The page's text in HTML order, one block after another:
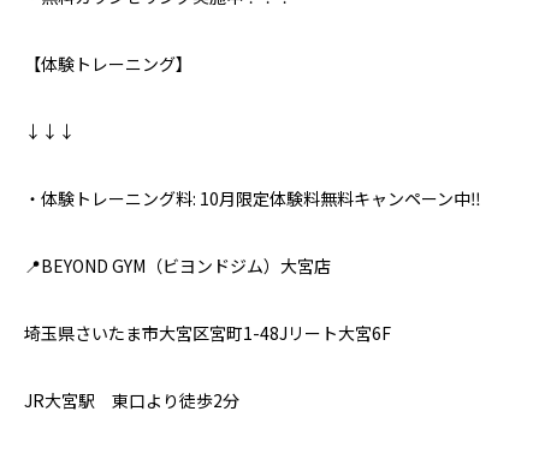
【体験トレーニング】
↓↓↓
・体験トレーニング料: 10月限定体験料無料キャンペーン中‼️
📍BEYOND GYM（ビヨンドジム）大宮店
埼玉県さいたま市大宮区宮町1-48Jリート大宮6F
JR大宮駅 東口より徒歩2分